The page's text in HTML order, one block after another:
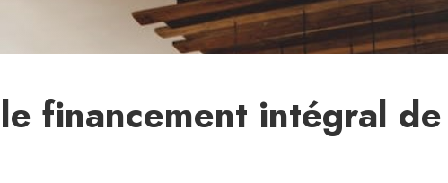
financement intégral